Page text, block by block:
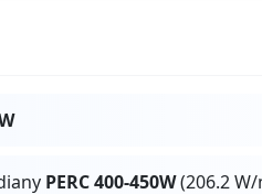
PERC 400-450W(206.2